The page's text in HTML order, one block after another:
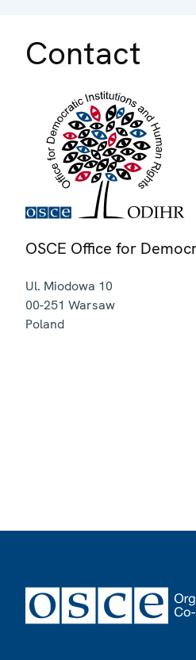
Contact
OSCE Office for
Ul. Miodowa 10
00-251 Warsaw
Poland